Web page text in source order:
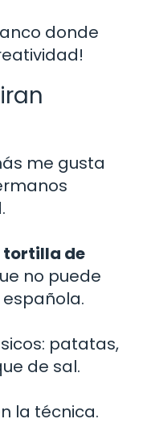
donde
me gusta
tortilla de
no puede
patatas,
de sal.
la técnica.